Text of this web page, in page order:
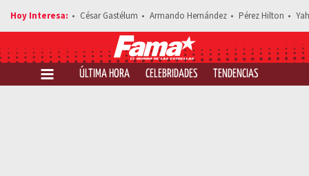
César Gastélum Armando Hernández Pérez Hilton
ÚLTIMA HORA CELEBRIDADES TENDENCIAS